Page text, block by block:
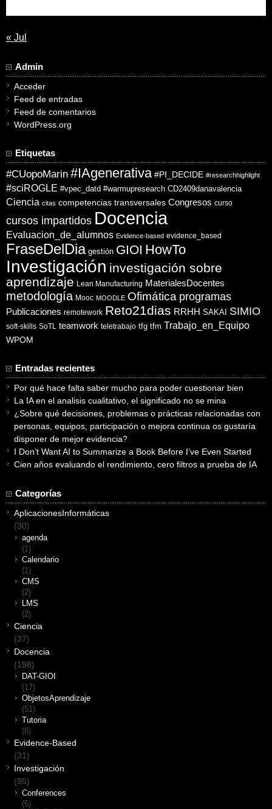
« Jul
Admin
Acceder
Feed de entradas
Feed de comentarios
WordPress.org
Etiquetas
#CUopoMarin #IAgenerativa #PI_DECIDE #researchhighlight
#sciROGLE #vpec_datd #warmupresearch CD2409danavalencia
Ciencia citas competencias transversales Congresos curso
cursos impartidos Docencia
Evaluacion_de_alumnos Evidence-based evidence_based
FraseDelDia gestión GIOI HowTo
Investigación investigación sobre
aprendizaje Lean Manufacturing MaterialesDocentes
metodología Mooc MOODLE Ofimática programas
Publicaciones remotework Reto21dias RRHH SAKAI SIMIO
soft-skills SoTL teamwork teletrabajo tfg tfm Trabajo_en_Equipo
WPOM
Entradas recientes
Por qué hace falta saber mucho para poder cuestionar bien
La IA en el analisis cualitativo, el significado no se mina
¿Sobre qué decisiones, problemas o prácticas relacionadas con
personas, equipos, participación o mejora continua os gustaría
disponer de mejor evidencia?
I Don’t Want AI to Summarize a Book Before I’ve Even Started
Cien años evaluando el rendimiento, cero filtros a prueba de IA
Categorías
AplicacionesInformáticas
(30)
agenda
(1)
Calendario
(1)
CMS
(2)
LMS
(2)
Ciencia
(37)
Docencia
(198)
DAT-GIOI
(17)
ObjetosAprendizaje
(51)
Tutoria
(8)
Evidence-Based
(31)
Investigación
(95)
Conferences
(5)